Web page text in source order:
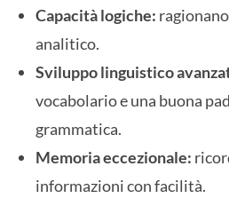
Capacità logiche:
analitico.
Sviluppo linguistico
vocabolario e una buona
grammatica.
Memoria eccezionale:
informazioni con facilità.